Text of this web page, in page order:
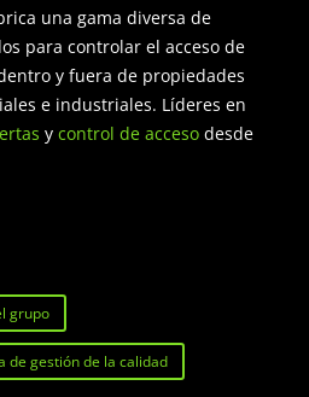
una gama diversa de
para controlar el acceso de
y fuera de propiedades
e industriales. Líderes en
y control de accesodesde
grupo
de gestión de la calidad